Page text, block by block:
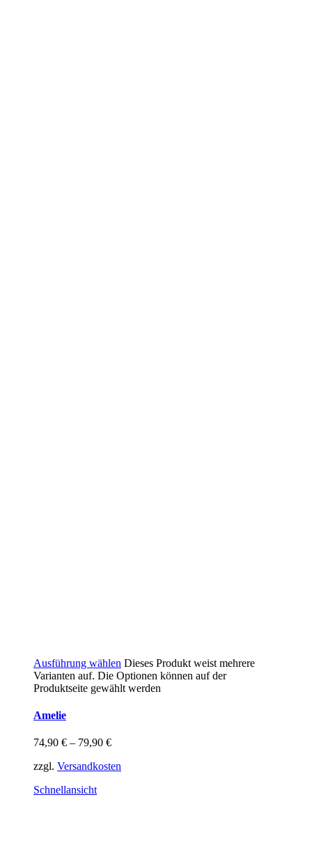
Ausführung wählen Dieses Produkt weist mehrere
Varianten auf. Die Optionen können auf der
Produktseite gewählt werden
Amelie
74,90 € – 79,90 €
zzgl. Versandkosten
Schnellansicht